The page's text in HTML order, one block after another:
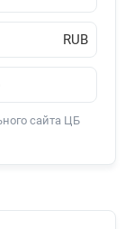
RUB
сайта ЦБ